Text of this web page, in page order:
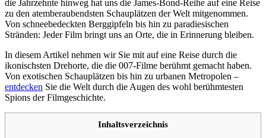
die Jahrzehnte hinweg hat uns die James-Bond-Reihe auf eine Reise
zu den atemberaubendsten Schauplätzen der Welt mitgenommen.
Von schneebedeckten Berggipfeln bis hin zu paradiesischen
Stränden: Jeder Film bringt uns an Orte, die in Erinnerung bleiben.
In diesem Artikel nehmen wir Sie mit auf eine Reise durch die
ikonischsten Drehorte, die die 007-Filme berühmt gemacht haben.
Von exotischen Schauplätzen bis hin zu urbanen Metropolen –
entdecken Sie die Welt durch die Augen des wohl berühmtesten
Spions der Filmgeschichte.
Inhaltsverzeichnis